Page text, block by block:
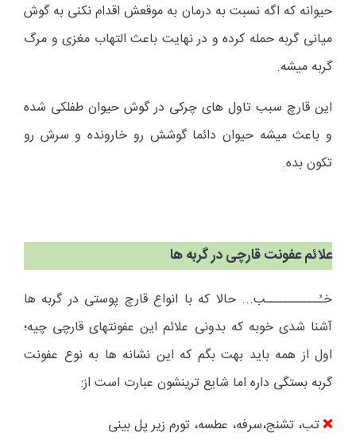
حیوانه که اگه نسبت به درمان به موقعش اقدام نکنی به گوش
میانی گربه حمله کرده و در نهایت باعث التهاب مغزی و مرگ
گربه میشه.
این قارچ سبب تاول های چرکی در گوش حیوان طفلکی شده
و باعث میشه حیوان دائما گوشش رو خارونده و سرش رو
تکون بده.
علائم عفونت قارچی در گربه ها
خـُـــــــــــب... حالا که با انواع قارچ پوستی در گربه ها
آشنا شدی خوبه که بدونی علائم این عفونتهای قارچی چیه؛
اول از همه باید بهت بگم که این نشانه ها به نوع عفونت
گربه بستگی داره اما شایع ترینشون عبارت است از:
❌ تب، تشنج،سرفه، عطسه، تورم زیر پل بینی